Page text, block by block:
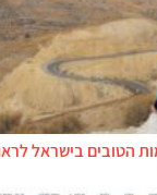
הטובים בישראל